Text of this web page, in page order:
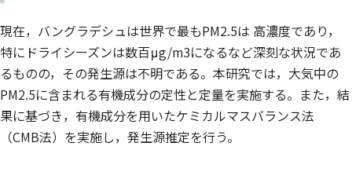
現在，バングラデシュは世界で最もPM2.5は 高濃度であり，
特にドライシーズンは数百μg/m3になるなど深刻な状況であ
るものの，その発生源は不明である。本研究では，大気中の
PM2.5に含まれる有機成分の定性と定量を実施する。また，結
果に基づき，有機成分を用いたケミカルマスバランス法
（CMB法）を実施し，発生源推定を行う。